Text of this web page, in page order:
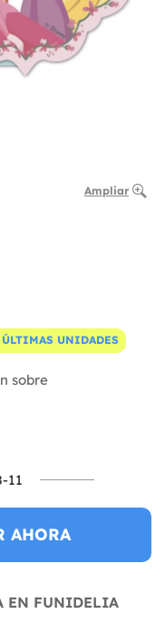
Ampliar
ÚLTIMAS UNIDADES
sobre
11
AHORA
EN FUNIDELIA